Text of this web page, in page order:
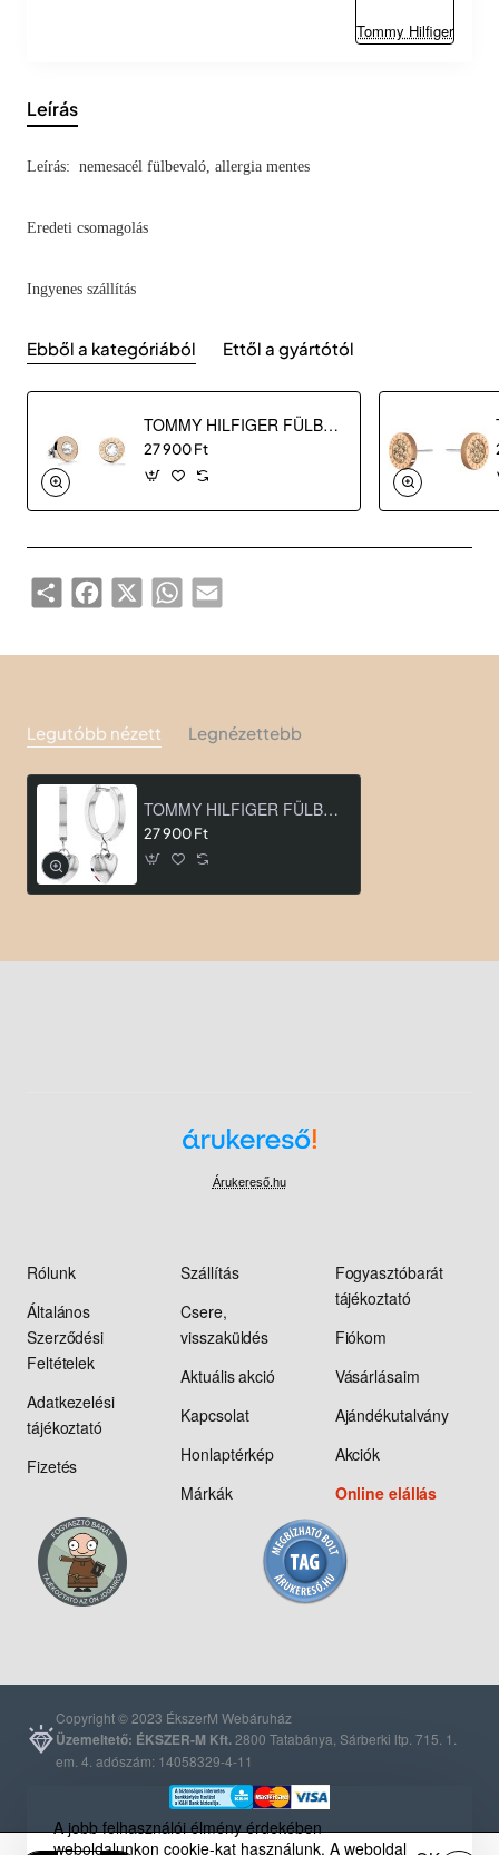
A jobb felhasználói élmény érdekében
weboldalunkon cookie-kat használunk. A weboldal
Tommy Hilfiger
Leírás
Leírás: nemesacél fülbevaló, allergia mentes
Eredeti csomagolás
Ingyenes szállítás
Ebből a kategóriából Ettől a gyártótól
TOMMY HILFIGER FÜLBEVALÓ THJ2700752
27 900 Ft
ShareFacebook
X WhatsAppEmail
Legutóbb nézett Legnézettebb
TOMMY HILFIGER FÜLBEVALÓ THJ2780664
27 900 Ft
Árukereső.hu
Rólunk
Általános
Szerződési
Feltételek
Adatkezelési
tájékoztató
Fizetés
Szállítás
Csere,
visszaküldés
Aktuális akció
Kapcsolat
Honlaptérkép
Márkák
Fogyasztóbarát
tájékoztató
Fiókom
Vásárlásaim
Ajándékutalvány
Akciók
Online elállás
Copyright © 2023 ÉkszerM Webáruház
Üzemeltető: ÉKSZER-M Kft.2800 Tatabánya, Sárberki ltp. 715. 1.
em. 4. adószám: 14058329-4-11